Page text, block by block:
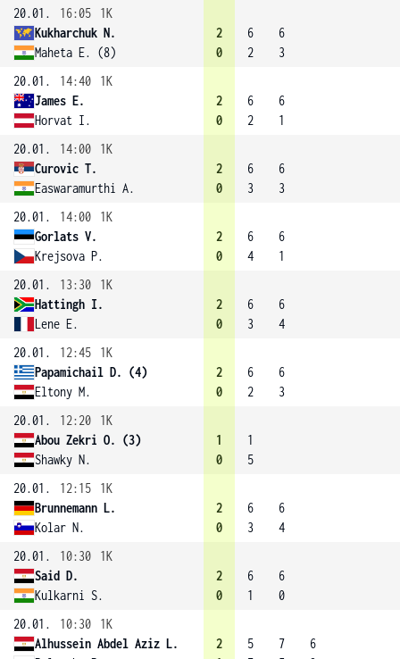
20.01. 16:05
1K
Kukharchuk N.
Maheta E. (8)
2
0
6
2
6
3
20.01.
14:40
1K
James E.
Horvat I.
2
0
6
2
6
1
20.01.
14:00
1K
Curovic T.
Easwaramurthi A.
2
0
6
3
6
3
20.01.
14:00
1K
Gorlats V.
Krejsova P.
2
0
6
4
6
1
20.01.
13:30
1K
Hattingh I.
Lene E.
2
0
6
3
6
4
20.01.
12:45
1K
Papamichail D. (4)
Eltony M.
2
0
6
2
6
3
20.01.
12:20
1K
Abou Zekri O. (3)
Shawky N.
1
0
1
5
20.01.
12:15
1K
Brunnemann L.
Kolar N.
2
0
6
3
6
4
20.01.
10:30
1K
Said D.
Kulkarni S.
2
0
6
1
6
0
20.01.
10:30
1K
Alhussein Abdel Aziz L.
2
5
7
6